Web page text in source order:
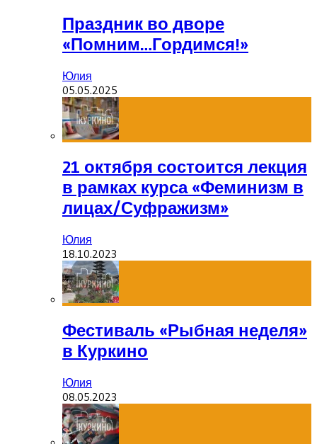
Праздник во дворе
«Помним…Гордимся!»
Юлия
05.05.2025
21 октября состоится лекция
в рамках курса «Феминизм в
лицах/Суфражизм»
Юлия
18.10.2023
Фестиваль «Рыбная неделя»
в Куркино
Юлия
08.05.2023